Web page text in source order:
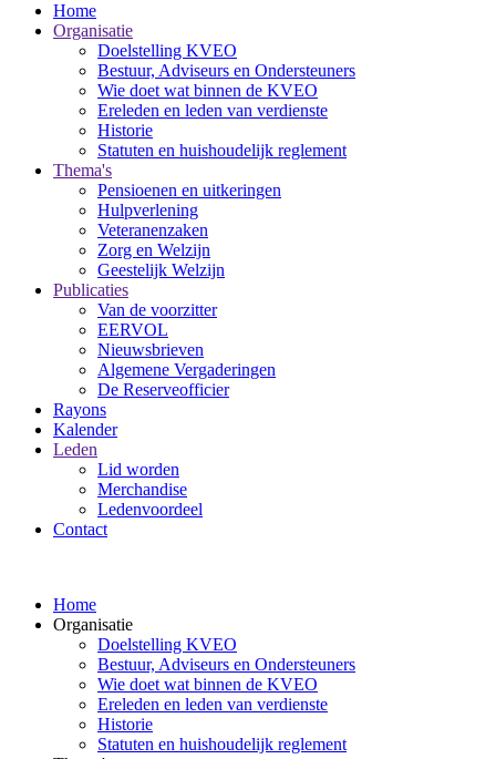
Home
Organisatie
Doelstelling KVEO
Bestuur, Adviseurs en Ondersteuners
Wie doet wat binnen de KVEO
Ereleden en leden van verdienste
Historie
Statuten en huishoudelijk reglement
Thema's
Pensioenen en uitkeringen
Hulpverlening
Veteranenzaken
Zorg en Welzijn
Geestelijk Welzijn
Publicaties
Van de voorzitter
EERVOL
Nieuwsbrieven
Algemene Vergaderingen
De Reserveofficier
Rayons
Kalender
Leden
Lid worden
Merchandise
Ledenvoordeel
Contact
Home
Organisatie
Doelstelling KVEO
Bestuur, Adviseurs en Ondersteuners
Wie doet wat binnen de KVEO
Ereleden en leden van verdienste
Historie
Statuten en huishoudelijk reglement